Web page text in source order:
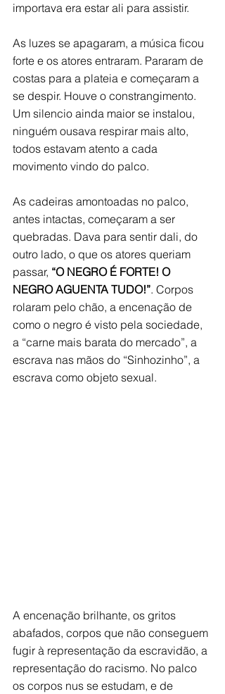
importava era estar ali para assistir.
As luzes se apagaram, a música ficou
forte e os atores entraram. Pararam de
costas para a plateia e começaram a
se despir. Houve o constrangimento.
Um silencio ainda maior se instalou,
ninguém ousava respirar mais alto,
todos estavam atento a cada
movimento vindo do palco.
As cadeiras amontoadas no palco,
antes intactas, começaram a ser
quebradas. Dava para sentir dali, do
outro lado, o que os atores queriam
passar, “O NEGRO É FORTE! O
NEGRO AGUENTA TUDO!”. Corpos
rolaram pelo chão, a encenação de
como o negro é visto pela sociedade,
a “carne mais barata do mercado”, a
escrava nas mãos do “Sinhozinho”, a
escrava como objeto sexual.
A encenação brilhante, os gritos
abafados, corpos que não conseguem
fugir à representação da escravidão, a
representação do racismo. No palco
os corpos nus se estudam, e de